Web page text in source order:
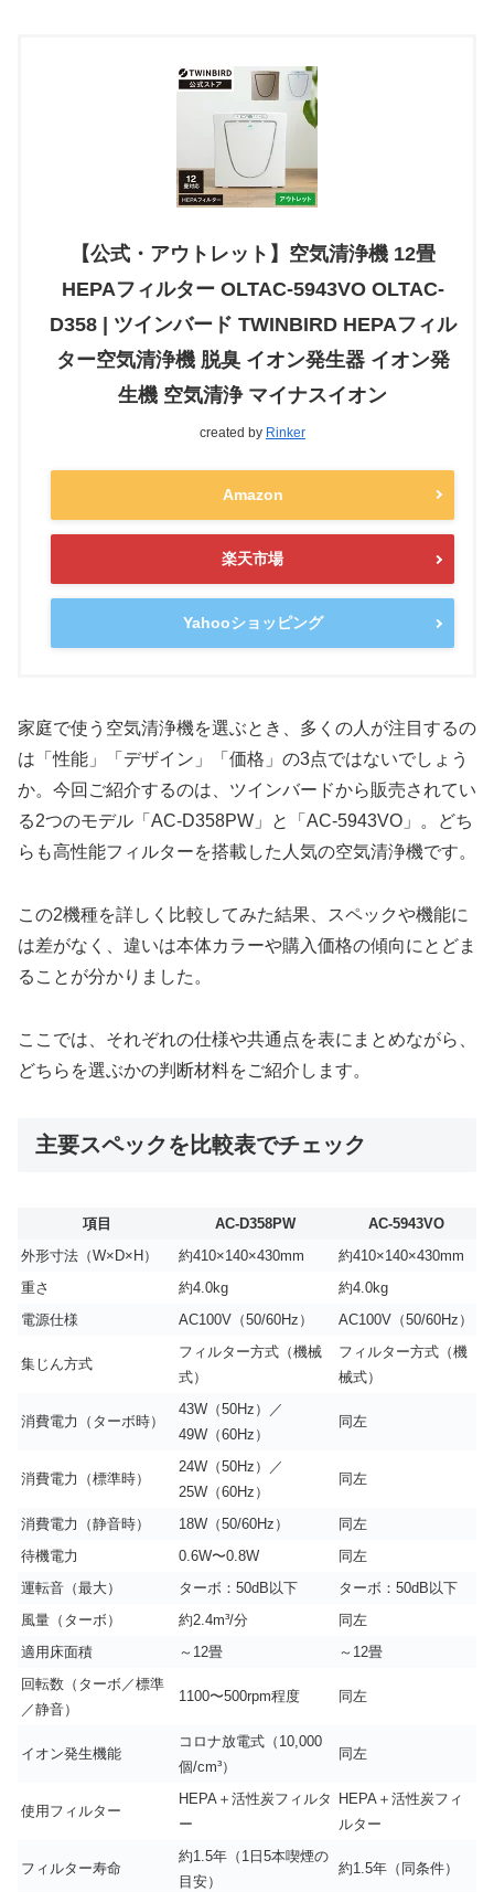
【公式・アウトレット】空気清浄機 12畳
HEPAフィルター OLTAC-5943VO OLTAC-
D358 | ツインバード TWINBIRD HEPAフィル
ター空気清浄機 脱臭 イオン発生器 イオン発
生機 空気清浄 マイナスイオン
created by Rinker
Amazon
楽天市場
Yahooショッピング
家庭で使う空気清浄機を選ぶとき、多くの人が注目するの
は「性能」「デザイン」「価格」の3点ではないでしょう
か。今回ご紹介するのは、ツインバードから販売されてい
る2つのモデル「AC-D358PW」と「AC-5943VO」。どち
らも高性能フィルターを搭載した人気の空気清浄機です。
この2機種を詳しく比較してみた結果、スペックや機能に
は差がなく、違いは本体カラーや購入価格の傾向にとどま
ることが分かりました。
ここでは、それぞれの仕様や共通点を表にまとめながら、
どちらを選ぶかの判断材料をご紹介します。
主要スペックを比較表でチェック
項目 AC-D358PW
AC-5943VO
外形寸法（W×D×H）
約410×140×430mm
約410×140×430mm
重さ
約4.0kg
約4.0kg
電源仕様
AC100V（50/60Hz） AC100V（50/60Hz）
集じん方式
フィルター方式（機械
式）
フィルター方式（機
械式）
消費電力（ターボ時）
43W（50Hz）／
49W（60Hz）
同左
消費電力（標準時）
24W（50Hz）／
25W（60Hz）
同左
消費電力（静音時） 18W（50/60Hz）
同左
待機電力
0.6W〜0.8W
同左
運転音（最大）
ターボ：50dB以下
ターボ：50dB以下
風量（ターボ）
約2.4m³/分
同左
適用床面積
～12畳
～12畳
回転数（ターボ／標準
／静音）
1100〜500rpm程度 同左
イオン発生機能
コロナ放電式（10,000
個/cm³）
同左
使用フィルター
HEPA＋活性炭フィルタ
ー
HEPA＋活性炭フィ
ルター
フィルター寿命
約1.5年（1日5本喫煙の
目安）
約1.5年（同条件）